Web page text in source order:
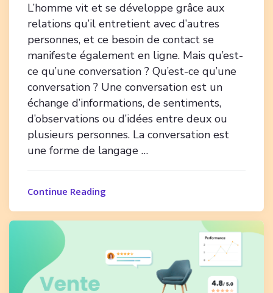
L’homme vit et se développe grâce aux
relations qu’il entretient avec d’autres
personnes, et ce besoin de contact se
manifeste également en ligne. Mais qu’est-
ce qu’une conversation ? Qu’est-ce qu’une
conversation ? Une conversation est un
échange d’informations, de sentiments,
d’observations ou d’idées entre deux ou
plusieurs personnes. La conversation est
une forme de langage …
Continue Reading